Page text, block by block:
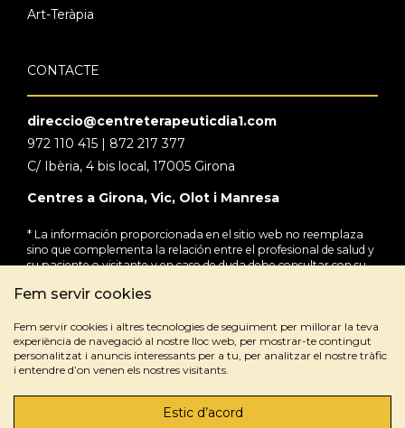
Fem servir cookies
Fem servir cookies i altres tecnologies de seguiment per millorar la teva
experiència de navegació al nostre lloc web, per mostrar-te contingut
personalitzat i anuncis interessants per a tu, per analitzar el nostre tràfic
i entendre d’on venen els nostres visitants.
Estic d’acord
Art-Teràpia
CONTACTE
direccio@centreterapeuticdia1.com
972 110 415 | 872 217 377
C/ Ibèria, 4 bis local, 17005 Girona
Centres a Girona, Vic, Olot i Manresa
* La información proporcionada en el sitio web no reemplaza
sino que complementa la relación entre el profesional de salud y
su paciente o visitante y en caso de duda debe consultar con su